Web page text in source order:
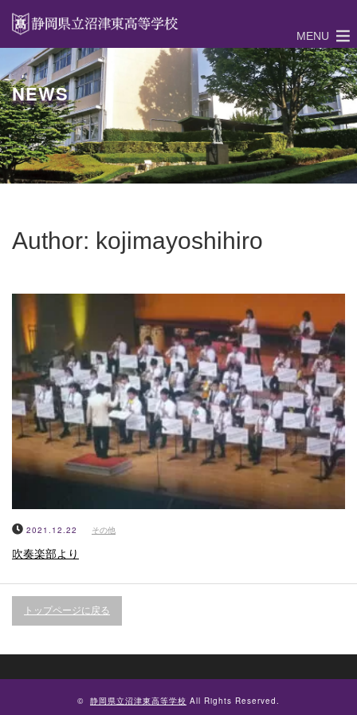
MENU
NEWS
Author: kojimayoshihiro
2021.12.22 その他
吹奏楽部より
トップページに戻る
© 静岡県立沼津東高等学校 All Rights Reserved.